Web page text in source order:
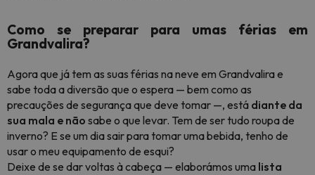
Como se preparar para umas férias em
Grandvalira?
Agora que já tem as suas férias na neve em Grandvalira e
sabe toda a diversão que o espera — bem como as
precauções de segurança que deve tomar —, está diante da
sua mala e não sabe o que levar. Tem de ser tudo roupa de
inverno? E se um dia sair para tomar uma bebida, tenho de
usar o meu equipamento de esqui?
Deixe de se dar voltas à cabeça — elaborámos uma lista